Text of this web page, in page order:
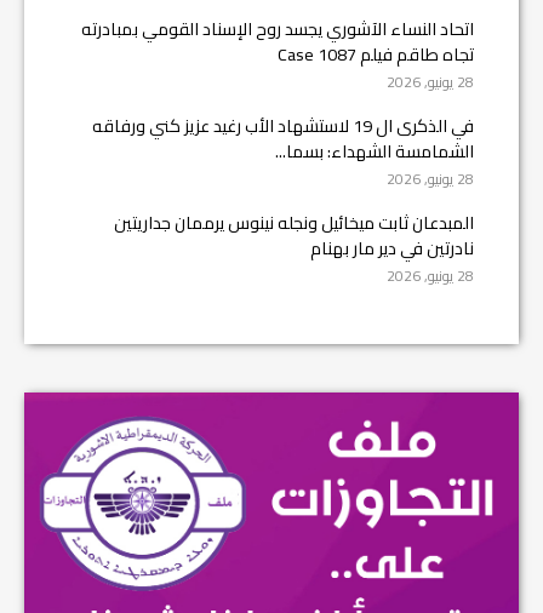
اتحاد النساء الآشوري يجسد روح الإسناد القومي بمبادرته
تجاه طاقم فيلم Case 1087
28 يونيو, 2026
في الذكرى ال 19 لاستشهاد الأب رغيد عزيز كني ورفاقه
الشمامسة الشهداء: بسما...
28 يونيو, 2026
المبدعان ثابت ميخائيل ونجله نينوس يرممان جداريتين
نادرتين في دير مار بهنام
28 يونيو, 2026